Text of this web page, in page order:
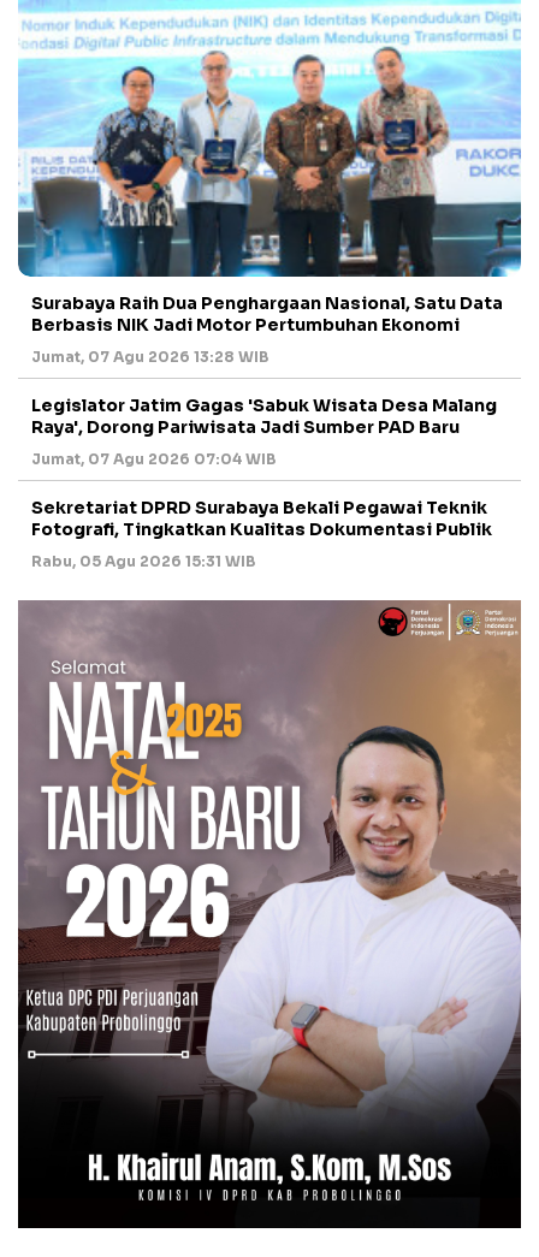
Surabaya Raih Dua Penghargaan Nasional, Satu Data
Berbasis NIK Jadi Motor Pertumbuhan Ekonomi
Jumat, 07 Agu 2026 13:28 WIB
Legislator Jatim Gagas 'Sabuk Wisata Desa Malang
Raya', Dorong Pariwisata Jadi Sumber PAD Baru
Jumat, 07 Agu 2026 07:04 WIB
Sekretariat DPRD Surabaya Bekali Pegawai Teknik
Fotografi, Tingkatkan Kualitas Dokumentasi Publik
Rabu, 05 Agu 2026 15:31 WIB